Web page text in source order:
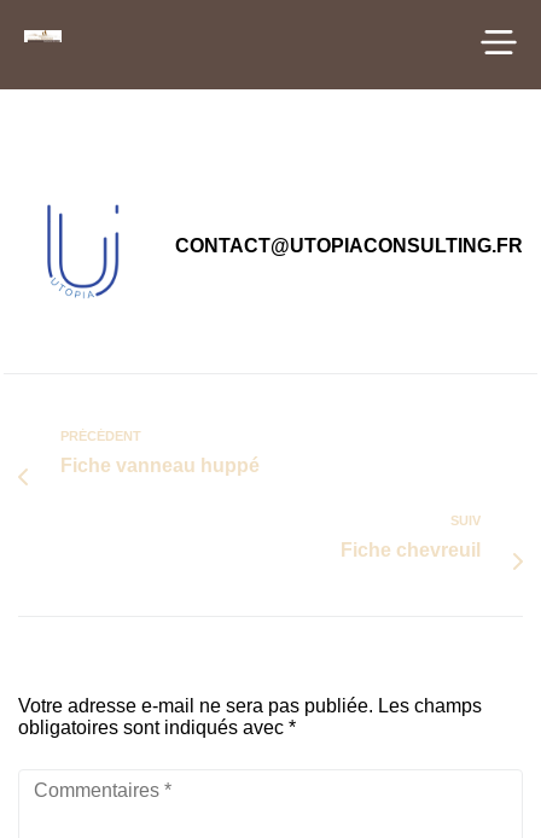
CONTACT@UTOPIACONSULTING.FR
PRÉCÉDENT
Fiche vanneau huppé
SUIV
Fiche chevreuil
Votre adresse e-mail ne sera pas publiée. Les champs
obligatoires sont indiqués avec *